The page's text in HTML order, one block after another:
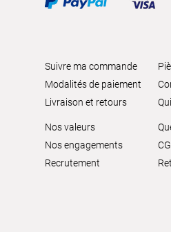
Suivre ma commande
Modalités de paiement
Livraison et retours
Nos valeurs
Nos engagements
Recrutement